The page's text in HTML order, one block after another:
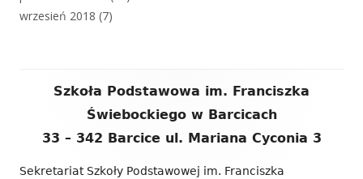
wrzesień 2018 (7)
Zawartość
Szkoła Podstawowa im. Franciszka
Świebockiego w Barcicach
33 – 342 Barcice ul. Mariana Cyconia 3
Sekretariat Szkoły Podstawowej im. Franciszka